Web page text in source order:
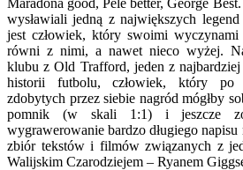
wysławiali jedną z największych
jest człowiek, który swoimi
równi z nimi, a nawet nieco wyżej.
klubu z Old Trafford, jeden z
historii futbolu, człowiek, który po
zdobytych przez siebie nagród mógłby
pomnik (w skali 1:1) i jeszcze
wygrawerowanie bardzo długiego napisu
zbiór tekstów i filmów związanych z
Walijskim Czarodziejem – Ryanem